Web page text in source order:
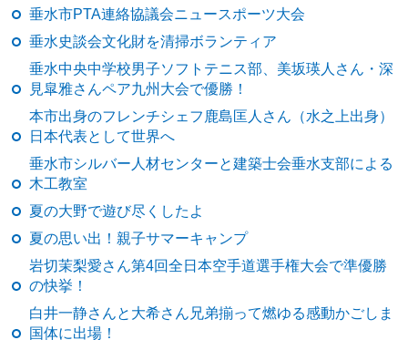
垂水市PTA連絡協議会ニュースポーツ大会
垂水史談会文化財を清掃ボランティア
垂水中央中学校男子ソフトテニス部、美坂瑛人さん・深
見皐雅さんペア九州大会で優勝！
本市出身のフレンチシェフ鹿島匡人さん（水之上出身）
日本代表として世界へ
垂水市シルバー人材センターと建築士会垂水支部による
木工教室
夏の大野で遊び尽くしたよ
夏の思い出！親子サマーキャンプ
岩切茉梨愛さん第4回全日本空手道選手権大会で準優勝
の快挙！
白井一静さんと大希さん兄弟揃って燃ゆる感動かごしま
国体に出場！